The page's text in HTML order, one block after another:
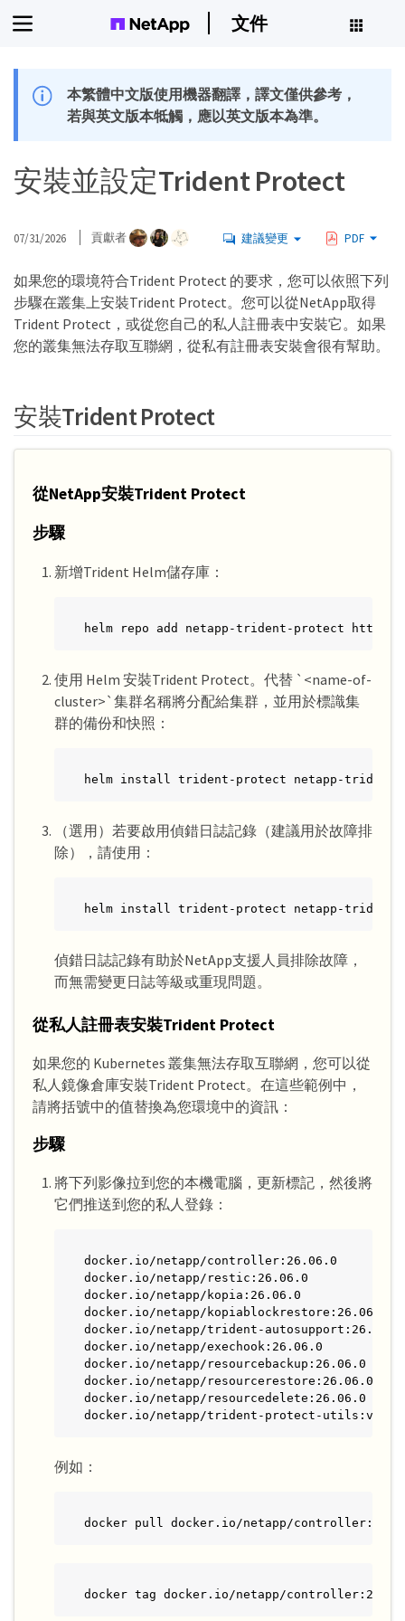
文件
本繁體中文版使用機器翻譯，譯文僅供參考，
若與英文版本牴觸，應以英文版本為準。
安裝並設定Trident Protect
07/31/2026 貢獻者 建議變更 PDF
如果您的環境符合Trident Protect 的要求，您可以依照下列
步驟在叢集上安裝Trident Protect。您可以從NetApp取得
Trident Protect，或從您自己的私人註冊表中安裝它。如果
您的叢集無法存取互聯網，從私有註冊表安裝會很有幫助。
安裝Trident Protect
從NetApp安裝Trident Protect
步驟
新增Trident Helm儲存庫：
helm repo add netapp-trident-protect
使用 Helm 安裝Trident Protect。代替 `<name-of-
cluster>`集群名稱將分配給集群，並用於標識集
群的備份和快照：
helm install trident-protect netapp-trident-
（選用）若要啟用偵錯日誌記錄（建議用於故障排
除），請使用：
helm install trident-protect netapp-trident-
偵錯日誌記錄有助於NetApp支援人員排除故障，
而無需變更日誌等級或重現問題。
從私人註冊表安裝Trident Protect
如果您的 Kubernetes 叢集無法存取互聯網，您可以從
私人鏡像倉庫安裝Trident Protect。在這些範例中，
請將括號中的值替換為您環境中的資訊：
步驟
將下列影像拉到您的本機電腦，更新標記，然後將
它們推送到您的私人登錄：
docker.io/netapp/controller:26.06.0
docker.io/netapp/restic:26.06.0
docker.io/netapp/kopia:26.06.0
docker.io/netapp/kopiablockrestore:26.06.0
docker.io/netapp/trident-autosupport:26.06.0
docker.io/netapp/exechook:26.06.0
docker.io/netapp/resourcebackup:26.06.0
docker.io/netapp/resourcerestore:26.06.0
docker.io/netapp/resourcedelete:26.06.0
docker.io/netapp/trident-protect-
例如：
docker pull docker.io/netapp/
docker tag docker.io/netapp/